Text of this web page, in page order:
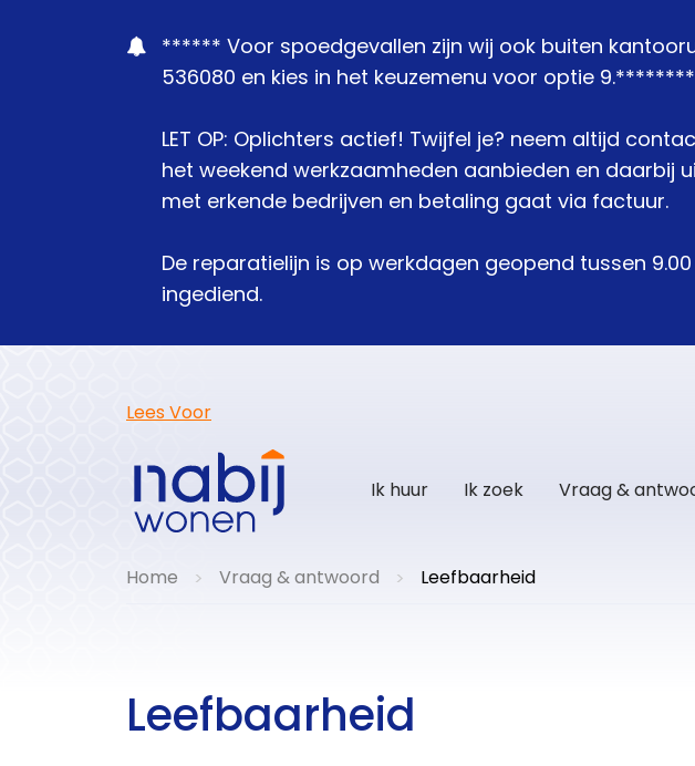
****** Voor spoedgevallen zijn wij ook buiten
536080 en kies in het keuzemenu voor optie
LET OP: Oplichters actief! Twijfel je? neem altijd
het weekend werkzaamheden aanbieden en daarbij
met erkende bedrijven en betaling gaat via factuur.
De reparatielijn is op werkdagen geopend tussen
ingediend.
Lees Voor
Ik huur Ik zoek Vraag &
Home > Vraag & antwoord > Leefbaarheid
Leefbaarheid